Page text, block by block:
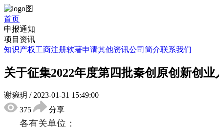
首页
申报通知
项目资讯
知识产权工商注册软著申请其他资讯公司简介联系我们
关于征集2022年度第四批秦创原创新创
谢琬玥 / 2023-01-31 15:49:00
375
分享
各有关单位：